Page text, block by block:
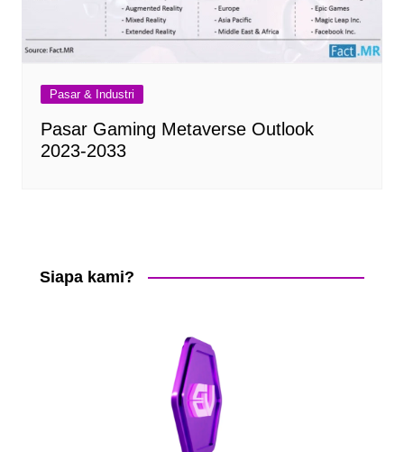
Pasar & Industri
Pasar Gaming Metaverse Outlook
2023-2033
Siapa kami?